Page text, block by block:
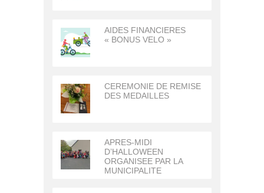
AIDES FINANCIERES
« BONUS VELO »
CEREMONIE DE REMISE
DES MEDAILLES
APRES-MIDI
D’HALLOWEEN
ORGANISEE PAR LA
MUNICIPALITE